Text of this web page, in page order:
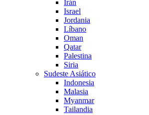
Irán
Israel
Jordania
Líbano
Oman
Qatar
Palestina
Siria
Sudeste Asiático
Indonesia
Malasia
Myanmar
Tailandia